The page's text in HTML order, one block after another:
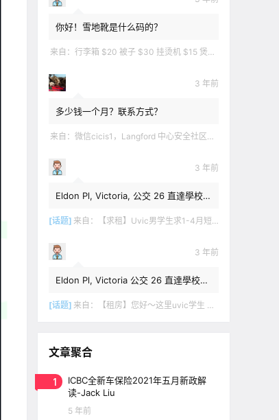
你好！雪地靴是什么码的？
来自： 行李箱 $20 被子 $30 挂烫机 $15 煲汤锅 $5 华夫饼机 $5 衣服 $5 雪地靴 $10 滑雪手套 $10 宜家衣物收纳 .
3 年前
多少钱一个月？联系方式？
来自： 微信cicis1，Langford 中心安全社区完全独立平地出入一室一厅一书房步行5分钟到公车站和商业圈 有后花园和.
3 年前
Eldon Pl, Victoria, 公交 26 直達學校，
[话题] 来自： 【求租】Uvic男学生求1-4月短租
3 年前
Eldon Pl, Victoria 公交 26 直達學校，
[话题] 来自： 【租房】您好～这里uvic学生 明年1月份开始 希望找个独立出入的 爱干净 谢谢！
文章聚合
1
ICBC全新车保险2021年五月新政解
读-Jack Liu
5 年前